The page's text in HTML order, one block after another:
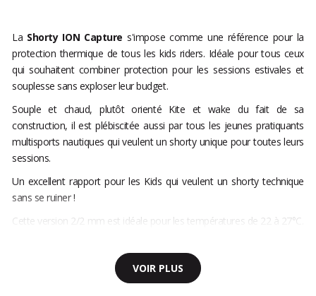
La Shorty ION Capture s'impose comme une référence pour la
protection thermique de tous les kids riders. Idéale pour tous ceux
qui souhaitent combiner protection pour les sessions estivales et
souplesse sans exploser leur budget.
Souple et chaud, plutôt orienté Kite et wake du fait de sa
construction, il est plébiscitée aussi par tous les jeunes pratiquants
multisports nautiques qui veulent un shorty unique pour toutes leurs
sessions.
Un excellent rapport pour les Kids qui veulent un shorty technique
sans se ruiner !
Cette version 2/2 mm est idéale pour les températures de 22 à 27°C.
VOIR PLUS